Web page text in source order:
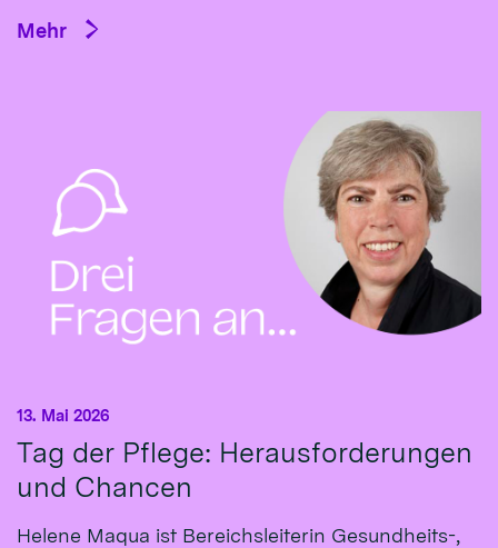
Mehr
Tag der Pflege: Herausforderungen
und Chancen
13. Mai 2026
Helene Maqua ist Bereichsleiterin Gesundheits-,